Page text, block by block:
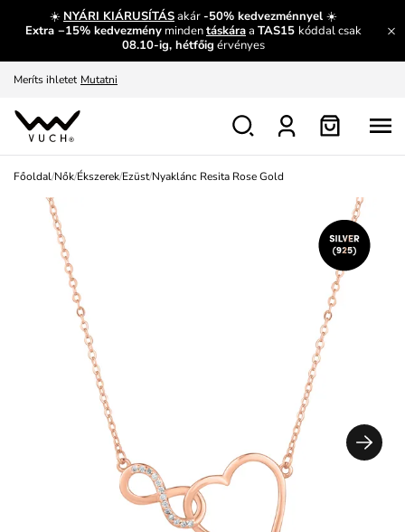
☀️ NYÁRI KIÁRUSÍTÁSakár-50% kedvezménnyel ☀️
Extra −15% kedvezmény mindentáskáraa TAS15 kóddal csak
08.10-ig, hétfőig érvényes
És mi az, amit máshol nem lehet megtudni?
Fedezze fel velünk az újdonságokat. Megtekintés
Meríts ihletet Mutatni
Ingyenes csere és visszaküldés
Főoldal/Nők/Ékszerek/Ezüst/Nyaklánc Resita Rose Gold